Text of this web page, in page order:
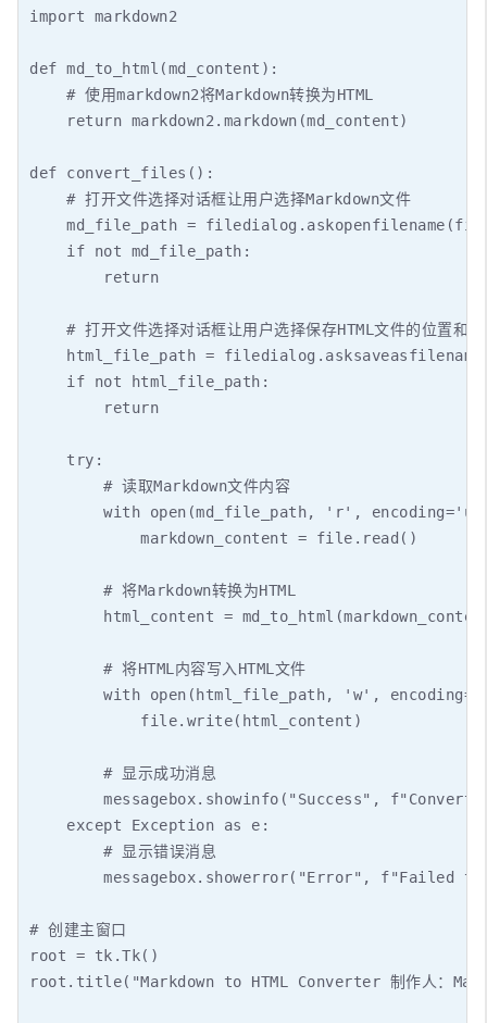
import markdown2
def md_to_html(md_content):
    # 使用markdown2将Markdown转换为HTML
    return markdown2.markdown(md_content)
def convert_files():
    # 打开文件选择对话框让用户选择Markdown文件
md_file_path =
    if not md_file_path:
        return
# 打开文件选择对话框让用户选择保存HTML文件的位置和文
html_file_path =
    if not html_file_path:
        return
    try:
        # 读取Markdown文件内容
with open(md_file_path, 'r',
            markdown_content = file.read()
        # 将Markdown转换为HTML
html_content =
        # 将HTML内容写入HTML文件
with open(html_file_path, 'w',
            file.write(html_content)
        # 显示成功消息
messagebox.showinfo("Success",
    except Exception as e:
        # 显示错误消息
messagebox.showerror("Error", f"Failed
# 创建主窗口
root = tk.Tk()
root.title("Markdown to HTML Converter 制作人：